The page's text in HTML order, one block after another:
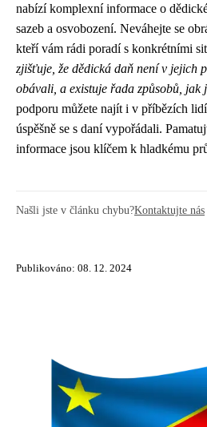
nabízí komplexní informace o
sazeb a osvobození. Neváhejte se
kteří vám rádi poradí s konkrétními
zjišťuje, že dědická daň není v jejich
obávali, a existuje řada způsobů, jak
podporu můžete najít i v příbězích
úspěšně se s daní vypořádali.
informace jsou klíčem k hladkému
Našli jste v článku chybu?Kontaktujte nás
Publikováno: 08. 12. 2024